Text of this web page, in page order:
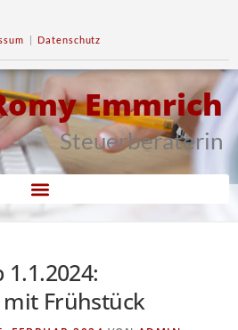
| Datenschutz
Emmrich
Steuerberaterin
1.1.2024:
Frühstück